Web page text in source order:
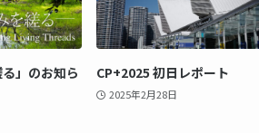
」のお知ら
CP+2025 初日レポート
2025年2月28日